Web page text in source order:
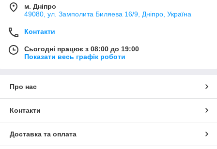
м. Дніпро
49080, ул. Замполита Биляева 16/9, Дніпро, Україна
Контакти
Сьогодні працює з 08:00 до 19:00
Показати весь графік роботи
Про нас
Контакти
Доставка та оплата